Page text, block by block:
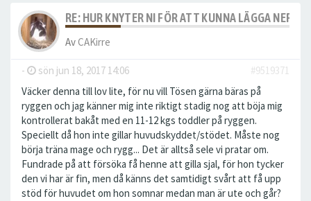
RE: HUR KNYTER NI FÖR ATT KUNNA LÄGGA NER
AvCAKirre
- sön jun 18, 2017 14:06
#9519371
Väcker denna till lov lite, för nu vill Tösen gärna bäras på
ryggen och jag känner mig inte riktigt stadig nog att böja mig
kontrollerat bakåt med en 11-12 kgs toddler på ryggen.
Speciellt då hon inte gillar huvudskyddet/stödet. Måste nog
börja träna mage och rygg... Det är alltså sele vi pratar om.
Fundrade på att försöka få henne att gilla sjal, för hon tycker
den vi har är fin, men då känns det samtidigt svårt att få upp
stöd för huvudet om hon somnar medan man är ute och går?